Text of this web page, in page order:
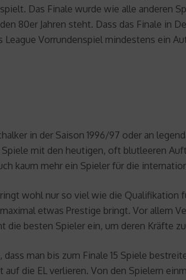
Das Finale wurde wie alle anderen
80er Jahren steht. Dass das Finale in
Vorrundenspiel mindestens ein
in der Saison 1996/97 oder an
mit den heutigen, oft blutleeren
kaum mehr ein Spieler für die
wohl nur so viel wie die Qualifikation
etwas Prestige bringt. Vor allem
besten Spieler ein, um deren Kräfte
man bis zum Finale 15 Spiele
die EL verlieren. Von den Spielern